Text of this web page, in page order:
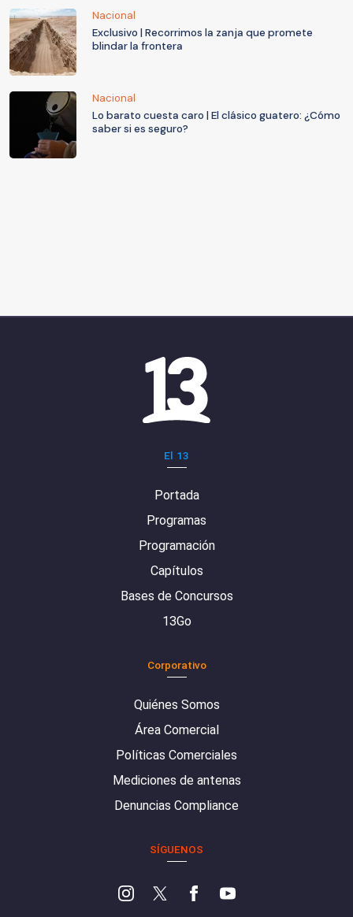
Nacional
Exclusivo | Recorrimos la zanja que promete
blindar la frontera
Nacional
Lo barato cuesta caro | El clásico guatero: ¿Cómo
saber si es seguro?
El 13
Portada
Programas
Programación
Capítulos
Bases de Concursos
13Go
Corporativo
Quiénes Somos
Área Comercial
Políticas Comerciales
Mediciones de antenas
Denuncias Compliance
SÍGUENOS